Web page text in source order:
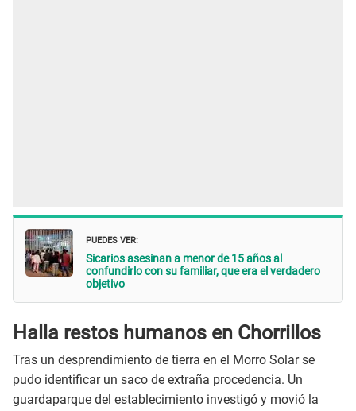
PUEDES VER:
Sicarios asesinan a menor de 15 años al
confundirlo con su familiar, que era el verdadero
objetivo
Halla restos humanos en Chorrillos
Tras un desprendimiento de tierra en el Morro Solar se
pudo identificar un saco de extraña procedencia. Un
guardaparque del establecimiento investigó y movió la